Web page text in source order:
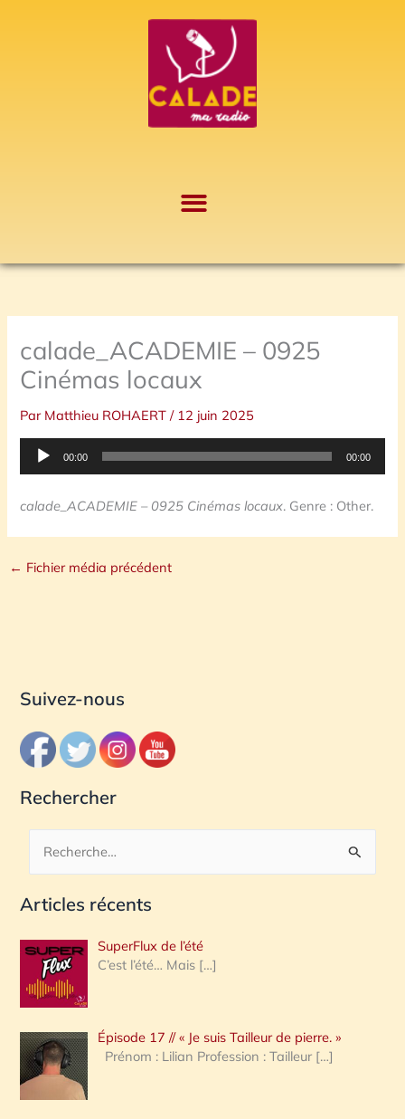
calade_ACADEMIE – 0925
Cinémas locaux
Par Matthieu ROHAERT/ 12 juin 2025
Lecteur
00:00 00:00
calade_ACADEMIE – 0925 Cinémas locaux. Genre : Other.
← Fichier média précédent
Suivez-nous
Rechercher
c
e
r
c
h
e
Articles récents
SuperFlux de l’été
C’est l’été… Mais […]
Épisode 17 // « Je suis Tailleur de pierre. »
Prénom : Lilian Profession : Tailleur […]